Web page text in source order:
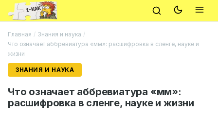
Главная / Знания и наука /
Что означает аббревиатура «мм»: расшифровка в сленге, науке и
жизни
ЗНАНИЯ И НАУКА
Что означает аббревиатура «мм»:
расшифровка в сленге, науке и жизни